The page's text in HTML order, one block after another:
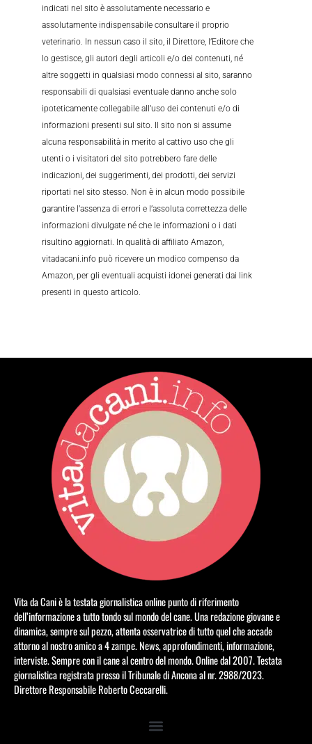
indicati nel sito è assolutamente necessario e
assolutamente indispensabile consultare il proprio
veterinario. In nessun caso il sito, il Direttore, l’Editore che
lo gestisce, gli autori degli articoli e/o dei contenuti, né
altre soggetti in qualsiasi modo connessi al sito, saranno
responsabili di qualsiasi eventuale danno anche solo
ipoteticamente collegabile all’uso dei contenuti e/o di
informazioni presenti sul sito. Il sito non si assume
alcuna responsabilità in merito al cattivo uso che gli
utenti o i visitatori del sito potrebbero fare delle
indicazioni, dei suggerimenti, dei prodotti, dei servizi
riportati nel sito stesso. Non è in alcun modo possibile
garantire l’assenza di errori e l’assoluta correttezza delle
informazioni divulgate né che le informazioni o i dati
risultino aggiornati. In qualità di affiliato Amazon,
vitadacani.info può ricevere un modico compenso da
Amazon, per gli eventuali acquisti idonei generati dai link
presenti in questo articolo.
Vita da Cani è la testata giornalistica online punto di riferimento
dell’informazione a tutto tondo sul mondo del cane. Una redazione giovane e
dinamica, sempre sul pezzo, attenta osservatrice di tutto quel che accade
attorno al nostro amico a 4 zampe. News, approfondimenti, informazione,
interviste. Sempre con il cane al centro del mondo. Online dal 2007. Testata
giornalistica registrata presso il Tribunale di Ancona al nr. 2988/2023.
Direttore Responsabile Roberto Ceccarelli.